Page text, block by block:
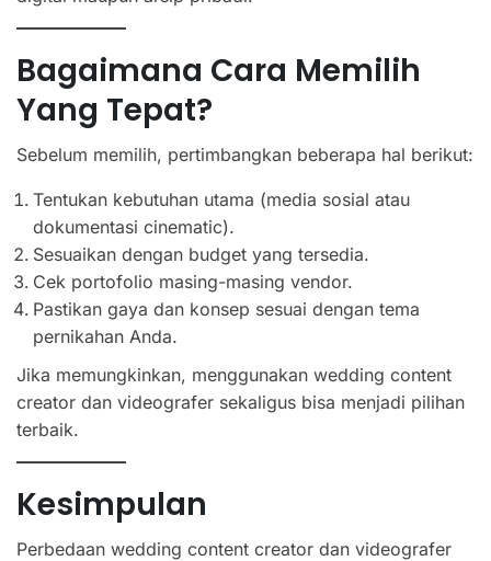
Bagaimana Cara Memilih
Yang Tepat?
Sebelum memilih, pertimbangkan beberapa hal berikut:
Tentukan kebutuhan utama (media sosial atau
dokumentasi cinematic).
Sesuaikan dengan budget yang tersedia.
Cek portofolio masing-masing vendor.
Pastikan gaya dan konsep sesuai dengan tema
pernikahan Anda.
Jika memungkinkan, menggunakan wedding content
creator dan videografer sekaligus bisa menjadi pilihan
terbaik.
Kesimpulan
Perbedaan wedding content creator dan videografer